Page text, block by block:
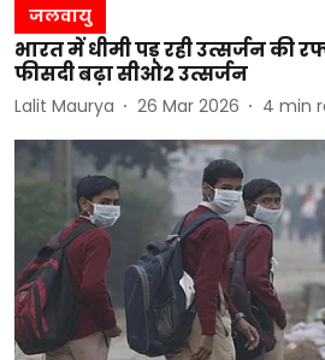
जलवायु
भारत में धीमी पड़ रही उत्सर्जन की
फीसदी बढ़ा सीओ2 उत्सर्जन
Lalit Maurya 26 Mar 2026 4 min